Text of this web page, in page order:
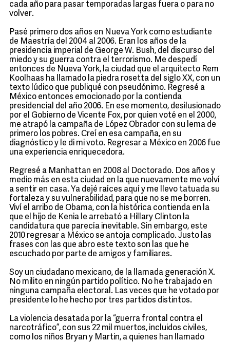
cada año para pasar temporadas largas fuera o para no
volver.
Pasé primero dos años en Nueva York como estudiante
de Maestría del 2004 al 2006. Eran los años de la
presidencia imperial de George W. Bush, del discurso del
miedo y su guerra contra el terrorismo. Me despedí
entonces de Nueva York, la ciudad que el arquitecto Rem
Koolhaas ha llamado la piedra rosetta del siglo XX, con un
texto lúdico que publiqué con pseudónimo. Regresé a
México entonces emocionado por la contienda
presidencial del año 2006. En ese momento, desilusionado
por el Gobierno de Vicente Fox, por quien voté en el 2000,
me atrapó la campaña de López Obrador con su lema de
primero los pobres. Creí en esa campaña, en su
diagnóstico y le di mi voto. Regresar a México en 2006 fue
una experiencia enriquecedora.
Regresé a Manhattan en 2008 al Doctorado. Dos años y
medio más en esta ciudad en la que nuevamente me volví
a sentir en casa. Ya dejé raíces aquí y me llevo tatuada su
fortaleza y su vulnerabilidad, para que no se me borren.
Viví el arribo de Obama, con la histórica contienda en la
que el hijo de Kenia le arrebató a Hillary Clinton la
candidatura que parecía inevitable. Sin embargo, este
2010 regresar a México se antoja complicado. Justo las
frases con las que abro este texto son las que he
escuchado por parte de amigos y familiares.
Soy un ciudadano mexicano, de la llamada generación X.
No milito en ningún partido político. No he trabajado en
ninguna campaña electoral. Las veces que he votado por
presidente lo he hecho por tres partidos distintos.
La violencia desatada por la “guerra frontal contra el
narcotráfico”, con sus 22 mil muertos, incluidos civiles,
como los niños Bryan y Martin, a quienes han llamado